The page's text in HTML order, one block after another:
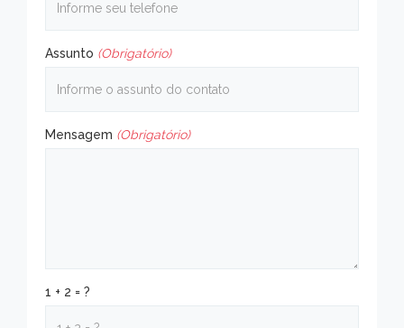
Assunto (Obrigatório)
Mensagem (Obrigatório)
1 + 2 = ?